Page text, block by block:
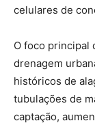
celulares de
O foco principal
drenagem
históricos de
tubulações de
captação,